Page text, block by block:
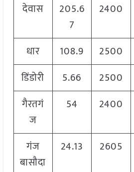
देवास
205.6
7
2400
धार 108.9 2500
डिंडोरी
5.66 2500
गैरतगं
ज
54 2400
गंज
बासौदा
24.13 2605